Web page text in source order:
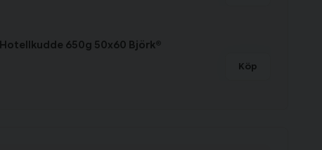
650g 50x60 Björk®
Köp